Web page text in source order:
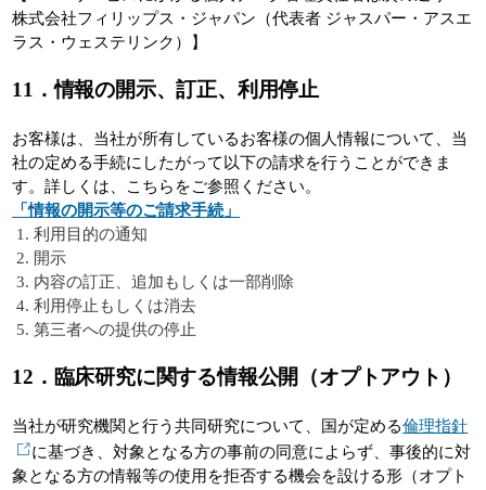
株式会社フィリップス・ジャパン（代表者 ジャスパー・アスエ
ラス・ウェステリンク）】
11．情報の開示、訂正、利用停止
お客様は、当社が所有しているお客様の個人情報について、当
社の定める手続にしたがって以下の請求を行うことができま
す。詳しくは、こちらをご参照ください。
「情報の開示等のご請求手続」
利用目的の通知
開示
内容の訂正、追加もしくは一部削除
利用停止もしくは消去
第三者への提供の停止
12 ．臨床研究に関する情報公開（オプトアウト）
当社が研究機関と行う共同研究について、国が定める倫理指針
に基づき、対象となる方の事前の同意によらず、事後的に対
象となる方の情報等の使用を拒否する機会を設ける形（オプト